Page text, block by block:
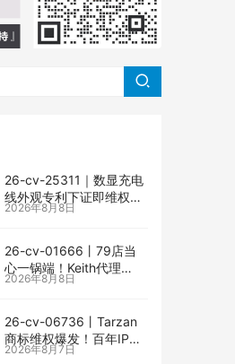
26-cv-25311｜数显充电
线外观专利下证即维权，
71店涉案面临TRO冻结风
2026年8月8日
26-cv-01666㇑79店当
心一锅端！Keith代理
Jessica Allain已出手，卖
2026年8月8日
26-cv-06736㇑Tarzan
商标维权爆发！百年IP下
场TRO横扫多个类目
2026年8月7日